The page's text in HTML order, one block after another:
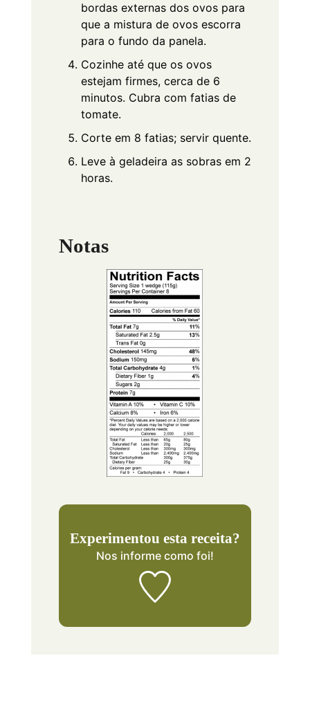
bordas externas dos ovos para
que a mistura de ovos escorra
para o fundo da panela.
Cozinhe até que os ovos
estejam firmes, cerca de 6
minutos. Cubra com fatias de
tomate.
Corte em 8 fatias; servir quente.
Leve à geladeira as sobras em 2
horas.
Notas
Experimentou esta receita?
Nos informecomo foi!